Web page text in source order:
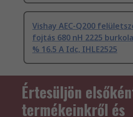
Vishay AEC-Q200
fojtás 680 nH 2225
% 16.5 A Idc, IHLE2525
Értesüljön
termékeinkről és